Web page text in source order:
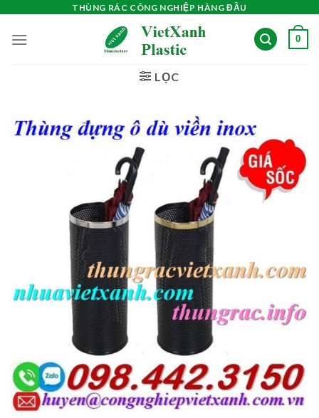
content
THÙNG RÁC CÔNG NGHIỆP HÀNG ĐẦU
0
LỌC